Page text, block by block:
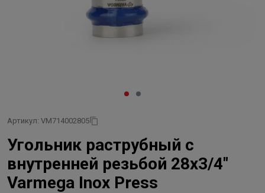
Артикул: VM714002805
Угольник раструбный с
внутренней резьбой 28x3/4"
Varmega Inox Press